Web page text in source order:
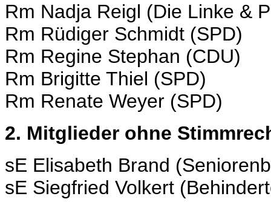
Rm Nadja Reigl (Die Linke &
Rm Rüdiger Schmidt (SPD)
Rm Regine Stephan (CDU)
Rm Brigitte Thiel (SPD)
Rm Renate Weyer (SPD)
2. Mitglieder ohne
sE Elisabeth Brand
sE Siegfried Volkert